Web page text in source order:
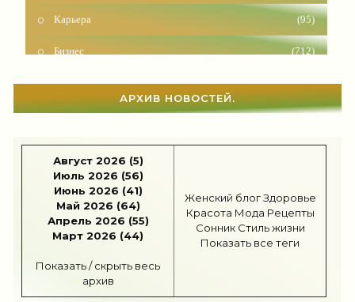
(95)
(712)
Шоппинг (46)
Отдых
Здоровье (1527)
Гороскоп (55)
Тесты онлайн
АРХИВ НОВОСТЕЙ.
Август 2026 (5)
Июль 2026 (56)
Июнь 2026 (41)
Май 2026 (64)
Апрель 2026 (55)
Март 2026 (44)
Показать / скрыть весь
архив
Женский блог Здоровье
Красота Мода Рецепты
Сонник Стиль жизни
Показать все теги